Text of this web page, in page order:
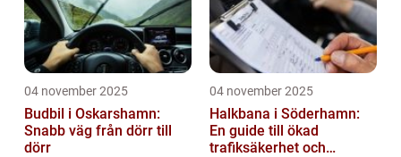
04 november 2025
Budbil i Oskarshamn:
Snabb väg från dörr till
dörr
04 november 2025
Halkbana i Söderhamn:
En guide till ökad
trafiksäkerhet och